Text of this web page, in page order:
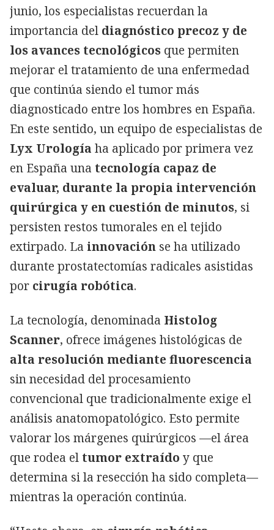
junio, los especialistas recuerdan la
importancia del diagnóstico precoz y de
los avances tecnológicos que permiten
mejorar el tratamiento de una enfermedad
que continúa siendo el tumor más
diagnosticado entre los hombres en España.
En este sentido, un equipo de especialistas de
Lyx Urología ha aplicado por primera vez
en España una tecnología capaz de
evaluar, durante la propia intervención
quirúrgica y en cuestión de minutos, si
persisten restos tumorales en el tejido
extirpado. La innovación se ha utilizado
durante prostatectomías radicales asistidas
por cirugía robótica.
La tecnología, denominada Histolog
Scanner, ofrece imágenes histológicas de
alta resolución mediante fluorescencia
sin necesidad del procesamiento
convencional que tradicionalmente exige el
análisis anatomopatológico. Esto permite
valorar los márgenes quirúrgicos —el área
que rodea el tumor extraído y que
determina si la resección ha sido completa—
mientras la operación continúa.